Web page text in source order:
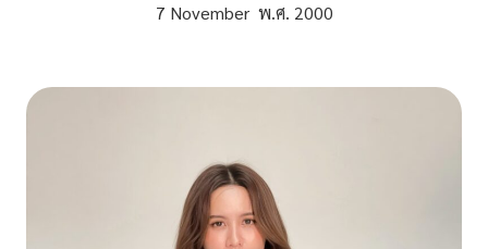
7 November พ.ศ. 2000